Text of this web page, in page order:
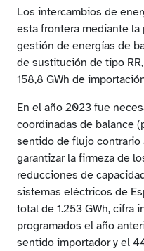
Los intercambios de
esta frontera mediante la
gestión de energías de
de sustitución de tipo
158,8 GWh de
En el año 2023 fue
coordinadas de balance
sentido de flujo
garantizar la firmeza de
reducciones de
sistemas eléctricos de
total de 1.253 GWh, cifra
programados el año
sentido importador y el